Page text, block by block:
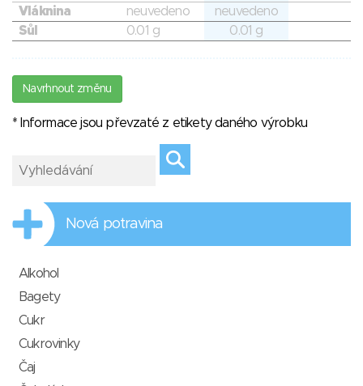
Vláknina
neuvedeno
neuvedeno
Sůl
0.01 g 0.01 g
Navrhnout změnu
* Informace jsou převzaté z etikety daného výrobku
Nová potravina
Alkohol
Bagety
Cukr
Cukrovinky
Čaj